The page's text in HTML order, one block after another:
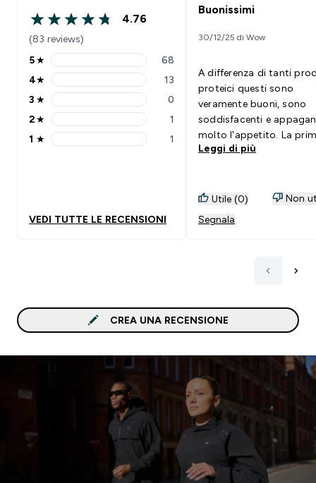
4.76 out of 5 stars
4.76
(83 reviews)
5 stars rating 68 reviews
5★ 68
4 stars rating 13 reviews
4★ 13
3 stars rating 0 reviews
3 ★ 0
2 stars rating 1 reviews
2★ 1
1 stars rating 1 reviews
1 ★ 1
VEDI TUTTE LE RECENSIONI
Buonissimi
30/12/25 di Wow
A differenza di tanti
proteici questi sono
veramente buoni, sono
soddisfacenti e
molto l'appetito. La prima
volta che li ho
ha un qualcosa ancora
croccante. Lo consiglio.
molta energia con con
Leggi di più
Utile (0)
Non
Segnala
CREA UNA RECENSIONE